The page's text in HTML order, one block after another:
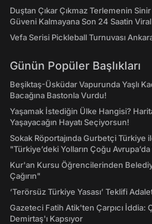
Duştan Çıkar Çıkmaz Terlemenin
Güveni Kalmayana Son 24 Saatin
Vefa Serisi Pickleball Turnuvası
Günün Popüler Başlıkları
Beşiktaş-Üsküdar Vapurunda Yaşlı
Bacağına Bastonla Vurdu!
Yaşamak İstediğin Ülke Hangisi?
Yaşayacağın Hayatı Seçiyorsun!
Sokak Röportajında Gurbetçi Türkiye
"Türkiye’deki Yolların Çoğu
Kur'an Kursu Öğrencilerinden
Çağırın"
‘Terörsüz Türkiye Yasası’ Teklifi
Gazeteci Fatih Atik'ten Çarpıcı İddia:
Demirtaş'ı Kapsıyor